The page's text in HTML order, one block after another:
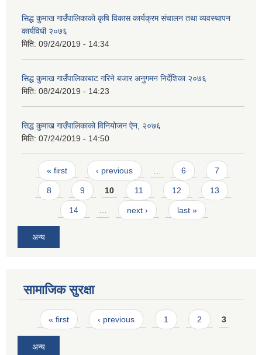
सिद्ध कुमाख गाउँपालिकाको कृषि विकास कार्यक्रम संचालन तथा व्यवस्थापन
कार्यविधी २०७६
मिति: 09/24/2019 - 14:34
सिद्ध कुमाख गाउँपालिकाबाट गरिने बजार अनुगमन निर्देशिका २०७६
मिति: 08/24/2019 - 14:23
सिद्ध कुमाख गाउँपालिकाको विनियोजन ऐन, २०७६
मिति: 07/24/2019 - 14:50
Pages
« first ‹ previous 6 7
8 9 10 11 12 13
14 next › last »
अन्य
सामाजिक सुरक्षा
Pages
« first ‹ previous 1 2 3
अन्य